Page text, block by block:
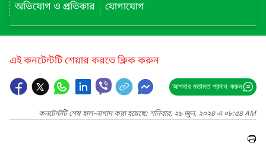
অভিযোগ ও প্রতিকার
যোগাযোগ
এই কনটেন্টটি শেয়ার করতে ক্লিক করুন
আপনার মতামত প্রদান করুন
কনটেন্টটি শেষ হাল-নাগাদ করা হয়েছে: শনিবার, ২৯ জুন, ২০২৪ এ ০৮:৫৪ AM